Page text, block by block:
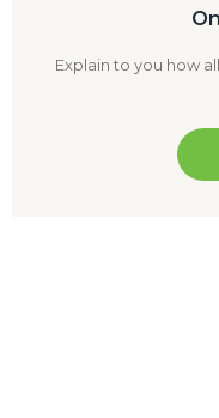
Explain to you how